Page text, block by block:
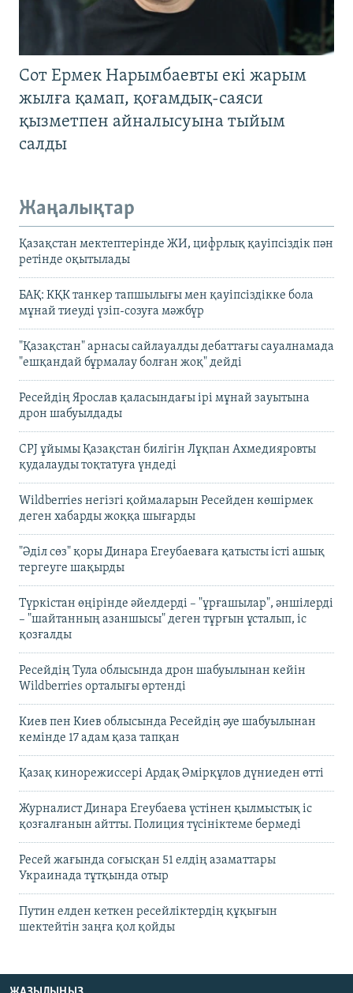
Сот Ермек Нарымбаевты екі жарым
жылға қамап, қоғамдық-саяси
қызметпен айналысуына тыйым
салды
Жаңалықтар
Қазақстан мектептерінде ЖИ, цифрлық қауіпсіздік пән
ретінде оқытылады
БАҚ: КҚК танкер тапшылығы мен қауіпсіздікке бола
мұнай тиеуді үзіп-созуға мәжбүр
"Қазақстан" арнасы сайлауалды дебаттағы сауалнамада
"ешқандай бұрмалау болған жоқ" дейді
Ресейдің Ярослав қаласындағы ірі мұнай зауытына
дрон шабуылдады
CPJ ұйымы Қазақстан билігін Лұқпан Ахмедияровты
қудалауды тоқтатуға үндеді
Wildberries негізгі қоймаларын Ресейден көшірмек
деген хабарды жоққа шығарды
"Әділ сөз" қоры Динара Егеубаеваға қатысты істі ашық
тергеуге шақырды
Түркістан өңірінде әйелдерді – "ұрғашылар", әншілерді
– "шайтанның азаншысы" деген тұрғын ұсталып, іс
қозғалды
Ресейдің Тула облысында дрон шабуылынан кейін
Wildberries орталығы өртенді
Киев пен Киев облысында Ресейдің әуе шабуылынан
кемінде 17 адам қаза тапқан
Қазақ кинорежиссері Ардақ Әмірқұлов дүниеден өтті
Журналист Динара Егеубаева үстінен қылмыстық іс
қозғалғанын айтты. Полиция түсініктеме бермеді
Ресей жағында соғысқан 51 елдің азаматтары
Украинада тұтқында отыр
Путин елден кеткен ресейліктердің құқығын
шектейтін заңға қол қойды